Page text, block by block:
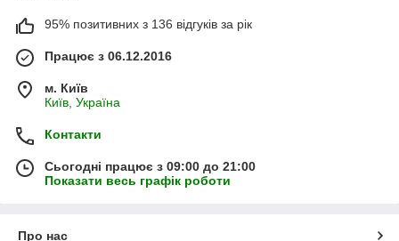
95% позитивних з 136 відгуків за рік
Працює з 06.12.2016
м. Київ
Київ, Україна
Контакти
Сьогодні працює з 09:00 до 21:00
Показати весь графік роботи
Про нас